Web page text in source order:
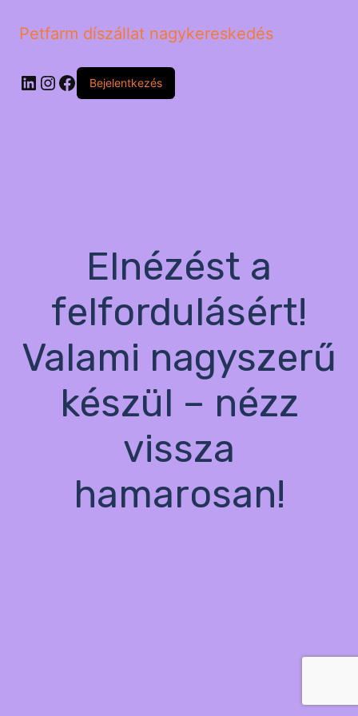
Petfarm díszállat nagykereskedés
LinkedIn
Instagram
Facebook
Bejelentkezés
Elnézést a
felfordulásért!
Valami nagyszerű
készül – nézz
vissza
hamarosan!